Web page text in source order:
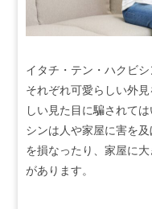
イタチ・テン・ハクビ
それぞれ可愛らしい外
しい見た目に騙されて
シンは人や家屋に害を
を損なったり、家屋に
があります。